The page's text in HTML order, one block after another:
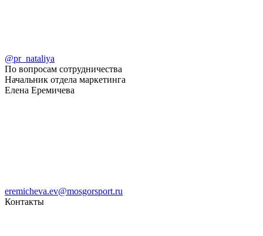
@pr_nataliya
По вопросам сотрудничества
Начальник отдела маркетинга
Елена Еремичева
eremicheva.ev@mosgorsport.ru
Контакты